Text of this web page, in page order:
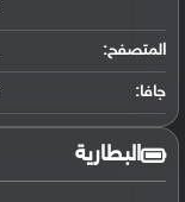
المتصفح:
جافا:
البطارية